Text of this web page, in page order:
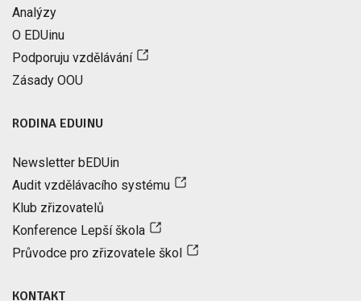
Analýzy
O EDUinu
Podporuju vzdělávání
Zásady OOU
RODINA EDUINU
Newsletter bEDUin
Audit vzdělávacího systému
Klub zřizovatelů
Konference Lepší škola
Průvodce pro zřizovatele škol
KONTAKT